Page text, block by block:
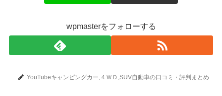
wpmasterをフォローする
YouTubeキャンピングカー,４ＷＤ,SUV自動車の口コミ・評判まとめ